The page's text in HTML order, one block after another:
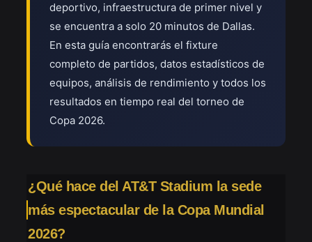
deportivo, infraestructura de primer nivel y
se encuentra a solo 20 minutos de Dallas.
En esta guía encontrarás el fixture
completo de partidos, datos estadísticos de
equipos, análisis de rendimiento y todos los
resultados en tiempo real del torneo de
Copa 2026.
¿Qué hace del AT&T Stadium la sede
más espectacular de la Copa Mundial
2026?